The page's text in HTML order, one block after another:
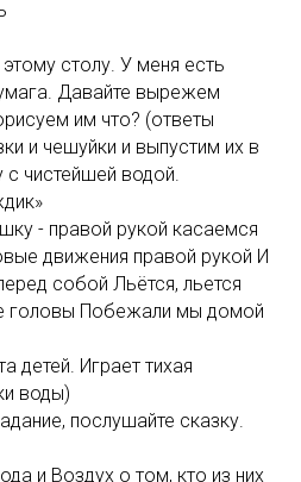
столу. У меня есть
Давайте вырежем
им что? (ответы
и чешуйки и выпустим их в
чистейшей водой.
- правой рукой касаемся
движения правой рукой И
собой Льётся, льется
головы Побежали мы домой
детей. Играет тихая
воды)
послушайте сказку.
и Воздух о том, кто из них